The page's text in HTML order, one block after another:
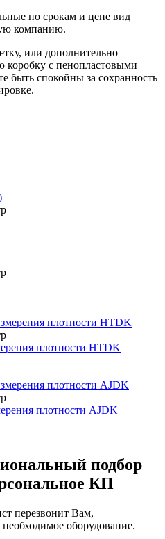
по срокам и цене вид
компанию.
или дополнительно
коробку с пенопластовыми
быть спокойны за сохранность
плотности HTDK
плотности AJDK
подбор
КП
перезвонит Вам,
оборудование.